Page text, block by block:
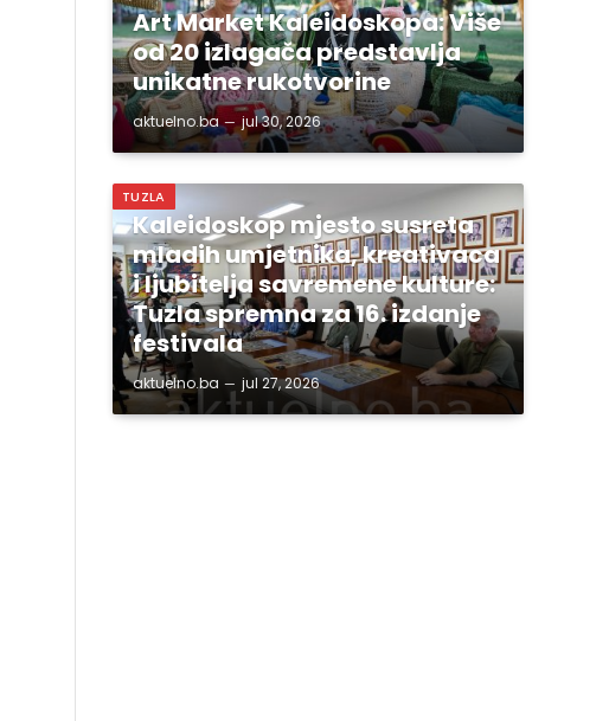
Art Market Kaleidoskopa: Više
od 20 izlagača predstavlja
unikatne rukotvorine
aktuelno.ba jul 30, 2026
TUZLA
Kaleidoskop mjesto susreta
mladih umjetnika, kreativaca
i ljubitelja savremene kulture:
Tuzla spremna za 16. izdanje
festivala
aktuelno.ba jul 27, 2026